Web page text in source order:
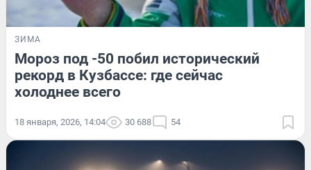
ЗИМА
Мороз под -50 побил исторический
рекорд в Кузбассе: где сейчас
холоднее всего
18 января, 2026, 14:04 30 688 54